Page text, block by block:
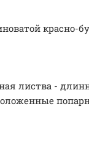
красно-
листва -